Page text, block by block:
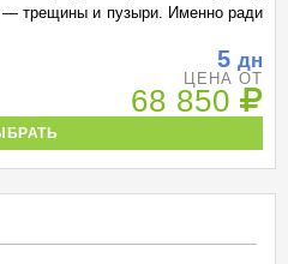
— трещины и пузыри. Именно ради
5 дн
ЦЕНА ОТ
68 850